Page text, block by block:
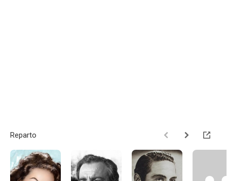
Reparto